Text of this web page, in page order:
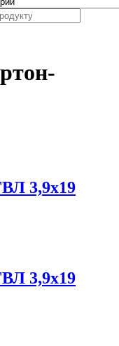
3,9х19
3,9х19